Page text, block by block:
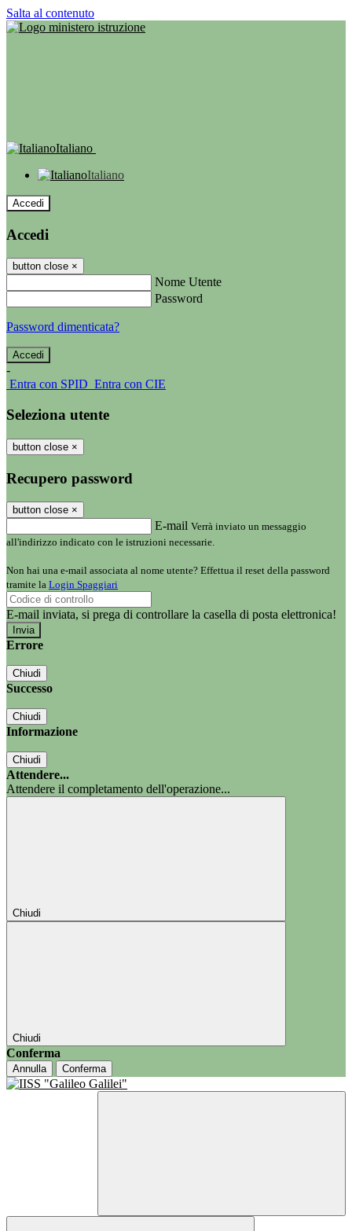
Salta al contenuto
Italiano
Italiano
Accedi
Accedi
button close ×
Nome Utente
Password
Password dimenticata?
-
Entra con SPID Entra con CIE
Seleziona utente
button close ×
Recupero password
button close ×
E-mail Verrà inviato un messaggio
all'indirizzo indicato con le istruzioni necessarie.
Non hai una e-mail associata al nome utente? Effettua il reset della password
tramite la Login Spaggiari
E-mail inviata, si prega di controllare la casella di posta elettronica!
Errore
Chiudi
Successo
Chiudi
Informazione
Chiudi
Attendere...
Attendere il completamento dell'operazione...
Chiudi
Chiudi
Conferma
Annulla Conferma